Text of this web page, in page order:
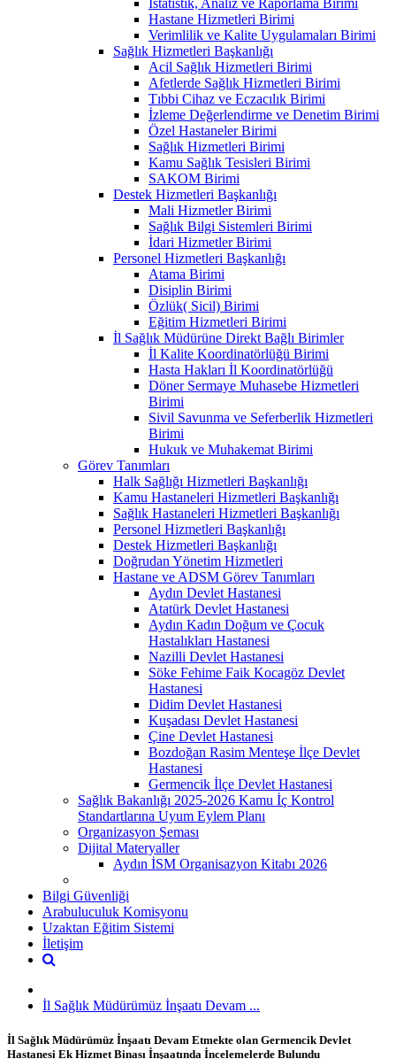
Hastane Hizmetleri Birimi
Verimlilik ve Kalite Uygulamaları Birimi
Sağlık Hizmetleri Başkanlığı
Acil Sağlık Hizmetleri Birimi
Afetlerde Sağlık Hizmetleri Birimi
Tıbbi Cihaz ve Eczacılık Birimi
İzleme Değerlendirme ve Denetim Birimi
Özel Hastaneler Birimi
Sağlık Hizmetleri Birimi
Kamu Sağlık Tesisleri Birimi
SAKOM Birimi
Destek Hizmetleri Başkanlığı
Mali Hizmetler Birimi
Sağlık Bilgi Sistemleri Birimi
İdari Hizmetler Birimi
Personel Hizmetleri Başkanlığı
Atama Birimi
Disiplin Birimi
Özlük( Sicil) Birimi
Eğitim Hizmetleri Birimi
İl Sağlık Müdürüne Direkt Bağlı Birimler
İl Kalite Koordinatörlüğü Birimi
Hasta Hakları İl Koordinatörlüğü
Döner Sermaye Muhasebe Hizmetleri
Birimi
Sivil Savunma ve Seferberlik Hizmetleri
Birimi
Hukuk ve Muhakemat Birimi
Görev Tanımları
Halk Sağlığı Hizmetleri Başkanlığı
Kamu Hastaneleri Hizmetleri Başkanlığı
Sağlık Hastaneleri Hizmetleri Başkanlığı
Personel Hizmetleri Başkanlığı
Destek Hizmetleri Başkanlığı
Doğrudan Yönetim Hizmetleri
Hastane ve ADSM Görev Tanımları
Aydın Devlet Hastanesi
Atatürk Devlet Hastanesi
Aydın Kadın Doğum ve Çocuk
Hastalıkları Hastanesi
Nazilli Devlet Hastanesi
Söke Fehime Faik Kocagöz Devlet
Hastanesi
Didim Devlet Hastanesi
Kuşadası Devlet Hastanesi
Çine Devlet Hastanesi
Bozdoğan Rasim Menteşe İlçe Devlet
Hastanesi
Germencik İlçe Devlet Hastanesi
Sağlık Bakanlığı 2025-2026 Kamu İç Kontrol
Standartlarına Uyum Eylem Planı
Organizasyon Şeması
Dijital Materyaller
Aydın İSM Organisazyon Kitabı 2026
Bilgi Güvenliği
Arabuluculuk Komisyonu
Uzaktan Eğitim Sistemi
İletişim
İl Sağlık Müdürümüz İnşaatı Devam ...
İl Sağlık Müdürümüz İnşaatı Devam Etmekte olan Germencik Devlet
Hastanesi Ek Hizmet Binası İnşaatında İncelemelerde Bulundu